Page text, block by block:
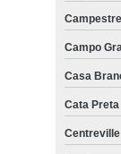
Campestre
Campo
Casa
Cata Preta
Centreville